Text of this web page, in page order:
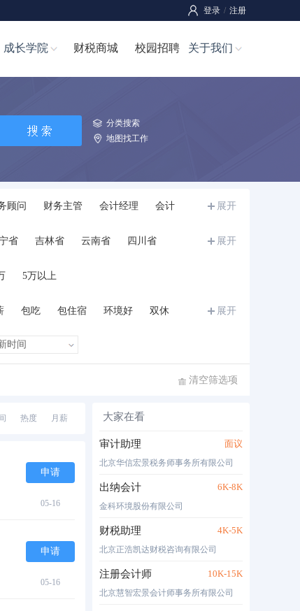
登录 / 注册
成长学院 财税商城 校园招聘 关于我们
分类搜索
地图找工作
顾问 财务主管 会计经理
会计
展开
省 吉林省 云南省
四川省
展开
5万以上
包吃 包住宿 环境好
双休
展开
清空筛选项
热度 月薪
申请
05-16
申请
05-16
大家在看
审计助理 面议
北京华信宏景税务师事务所有限公司
出纳会计 6K-8K
金科环境股份有限公司
财税助理 4K-5K
北京正浩凯达财税咨询有限公司
注册会计师 10K-15K
北京慧智宏景会计师事务所有限公司